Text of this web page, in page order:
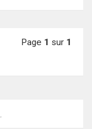
Page 1 sur 1